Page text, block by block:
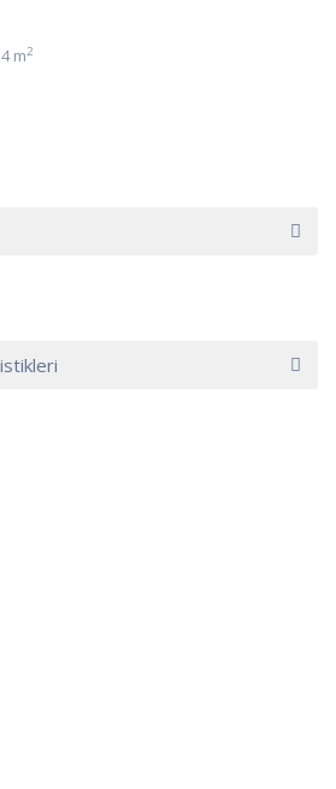
m2